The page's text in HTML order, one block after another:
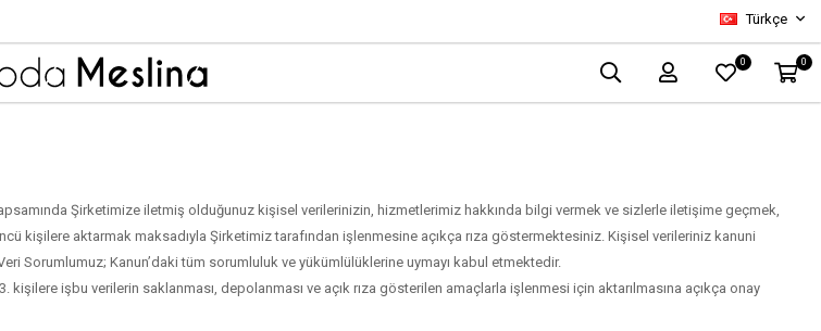
Türkçe
0 0
Şirketimize iletmiş olduğunuz kişisel verilerinizin, hizmetlerimiz hakkında bilgi vermek ve sizlerle iletişime geçmek,
kişilere aktarmak maksadıyla Şirketimiz tarafından işlenmesine açıkça rıza göstermektesiniz. Kişisel verileriniz kanuni
Sorumlumuz; Kanun’daki tüm sorumluluk ve yükümlülüklerine uymayı kabul etmektedir.
işbu verilerin saklanması, depolanması ve açık rıza gösterilen amaçlarla işlenmesi için aktarılmasına açıkça onay